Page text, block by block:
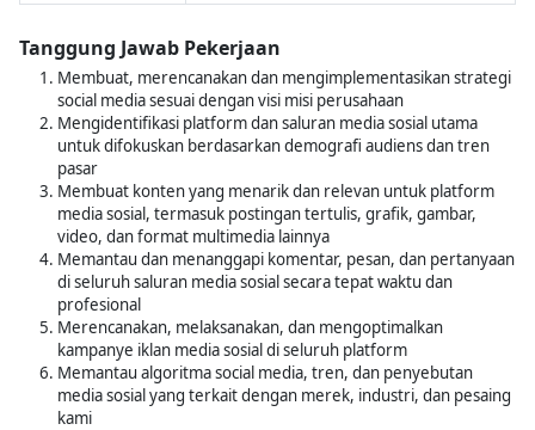
Tanggung Jawab Pekerjaan
Membuat, merencanakan dan mengimplementasikan strategi
social media sesuai dengan visi misi perusahaan
Mengidentifikasi platform dan saluran media sosial utama
untuk difokuskan berdasarkan demografi audiens dan tren
pasar
Membuat konten yang menarik dan relevan untuk platform
media sosial, termasuk postingan tertulis, grafik, gambar,
video, dan format multimedia lainnya
Memantau dan menanggapi komentar, pesan, dan pertanyaan
di seluruh saluran media sosial secara tepat waktu dan
profesional
Merencanakan, melaksanakan, dan mengoptimalkan
kampanye iklan media sosial di seluruh platform
Memantau algoritma social media, tren, dan penyebutan
media sosial yang terkait dengan merek, industri, dan pesaing
kami